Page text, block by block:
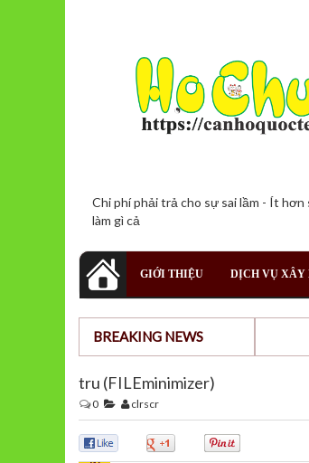
Chi phí phải trả cho sự sai lầm - Ít hơn
làm gì cả
GIỚI THIỆU DỊCH VỤ XÂY
BREAKING NEWS
tru (FILEminimizer)
0
clrscr
27
TH12